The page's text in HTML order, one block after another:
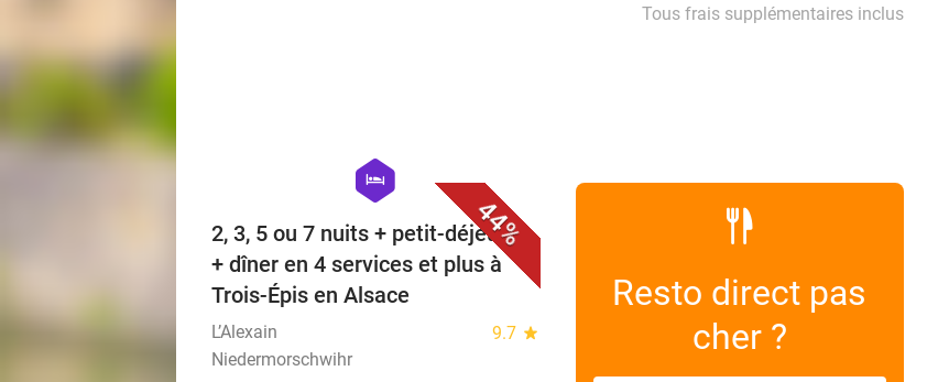
Tous frais supplémentaires inclus
44%
hexagon
hotel
2, 3, 5 ou 7 nuits + petit-déjeuner
+ dîner en 4 services et plus à
Trois-Épis en Alsace
L’Alexain 9.7 star
Niedermorschwihr
Resto direct pas
cher ?